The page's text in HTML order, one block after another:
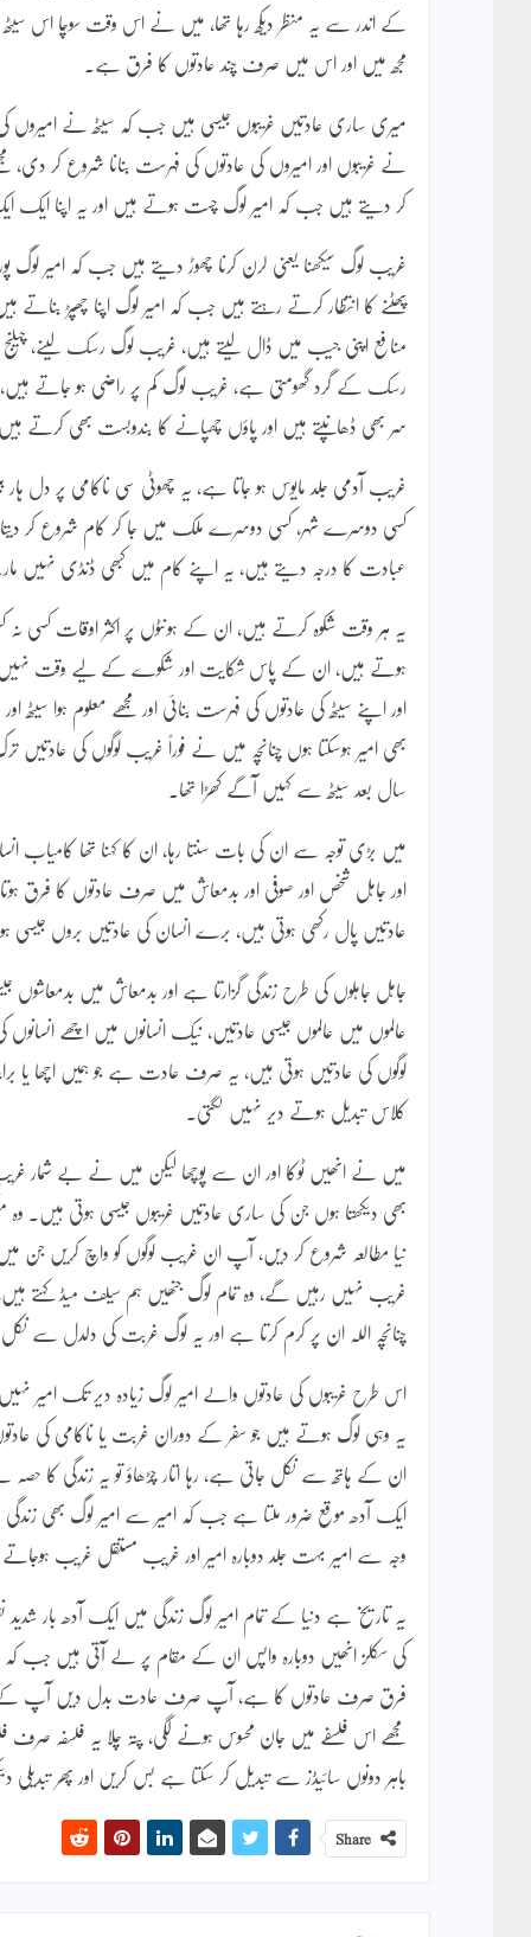
کے اندر سے یہ منظر دیکھ رہا تھا، میں نے اس وقت سوچا اس سیٹھ
مجھ میں اور اس میں صرف چند عادتوں کا فرق ہے۔
میری ساری عادتیں غریبوں جیسی ہیں جب کہ سیٹھ نے امیروں کی
نے غریبوں اور امیروں کی عادتوں کی فہرست بنانا شروع کر
کر دیتے ہیں جب کہ امیر لوگ چست ہوتے ہیں اور یہ اپنا ایک
غریب لوگ سیکھنا یعنی لرن کرنا چھوڑ دیتے ہیں جب کہ امیر لوگ
پھٹنے کا انتظار کرتے رہتے ہیں جب کہ امیر لوگ اپنا چھپڑ بناتے
منافع اپنی جیب میں ڈال لیتے ہیں، غریب لوگ رسک لینے، چیلنج
رسک کے گرد گھومتی ہے، غریب لوگ کم پر راضی ہو جاتے ہیں،
سر بھی ڈھانپتے ہیں اور پاؤں چھپانے کا بندوبست بھی کرتے
غریب آدمی جلد مایوس ہو جاتا ہے، یہ چھوٹی سی ناکامی پر دل
کسی دوسرے شہر، کسی دوسرے ملک میں جا کر کام شروع کر
عبادت کا درجہ دیتے ہیں، یہ اپنے کام میں کبھی ڈنڈی نہیں
یہ ہر وقت شکوہ کرتے ہیں، ان کے ہونٹوں پر اکثر اوقات
ہوتے ہیں، ان کے پاس شکایت اور شکوے کے لیے وقت نہیں
اور اپنے سیٹھ کی عادتوں کی فہرست بنائی اور مجھے معلوم ہوا
بھی امیر ہوسکتا ہوں چنانچہ میں نے فوراً غریب لوگوں کی عادتیں
سال بعد سیٹھ سے کہیں آگے کھڑا تھا۔
میں بڑی توجہ سے ان کی بات سنتا رہا، ان کا کہنا تھا کامیاب
اور جاہل شخص اور صوفی اور بدمعاش میں صرف عادتوں کا فرق
عادتیں پال رکھی ہوتی ہیں، برے انسان کی عادتیں بروں جیسی
جاہل جاہلوں کی طرح زندگی گزارتا ہے اور بدمعاش میں
عالموں میں عالموں جیسی عادتیں، نیک انسانوں میں اچھے
لوگوں کی عادتیں ہوتی ہیں، یہ صرف عادت ہے جو ہمیں اچھا یا
کلاس تبدیل ہوتے دیر نہیں لگتی۔
میں نے انھیں ٹوکا اور ان سے پوچھا لیکن میں نے بے شمار
بھی دیکھتا ہوں جن کی ساری عادتیں غریبوں جیسی ہوتی
نیا مطالعہ شروع کر دیں، آپ ان غریب لوگوں کو واچ کریں جن
غریب نہیں رہیں گے، وہ تمام لوگ جنھیں ہم سیلف میڈ کہتے ہیں،
چنانچہ اللہ ان پر کرم کرتا ہے اور یہ لوگ غربت کی دلدل سے
اس طرح غریبوں کی عادتوں والے امیر لوگ زیادہ دیر تک امیر
یہ وہی لوگ ہوتے ہیں جو سفر کے دوران غربت یا ناکامی کی
ان کے ہاتھ سے نکل جاتی ہے، رہا اتار چڑھاؤ تو یہ زندگی کا
ایک آدھ موقع ضرور ملتا ہے جب کہ امیر سے امیر لوگ بھی
وجہ سے امیر بہت جلد دوبارہ امیر اور غریب مستقل غریب
یہ تاریخ ہے دنیا کے تمام امیر لوگ زندگی میں ایک آدھ بار
کی سکلز انھیں دوبارہ واپس ان کے مقام پر لے آتی ہیں جب کہ
فرق صرف عادتوں کا ہے، آپ صرف عادت بدل دیں آپ کے
مجھے اس فلسفے میں جان محسوس ہونے لگی، پتہ چلا یہ فلسفہ صرف
باہر دونوں سائیڈز سے تبدیل کر سکتا ہے بس کریں اور پھر تبدیلی
Share